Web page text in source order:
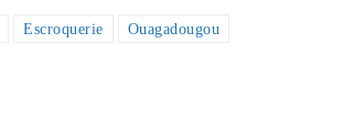
Escroquerie
Ouagadougou